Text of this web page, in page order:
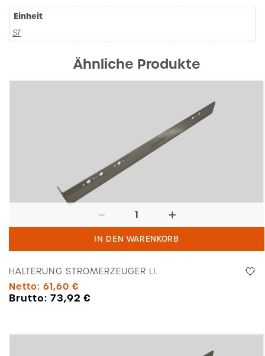
Einheit
ST
Ähnliche Produkte
Stromerzeuger
IN DEN WARENKORB
HALTERUNG STROMERZEUGER LI.
Netto: 61,60 €
Brutto: 73,92€